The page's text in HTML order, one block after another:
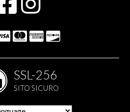
SSL-256
SITO SICURO